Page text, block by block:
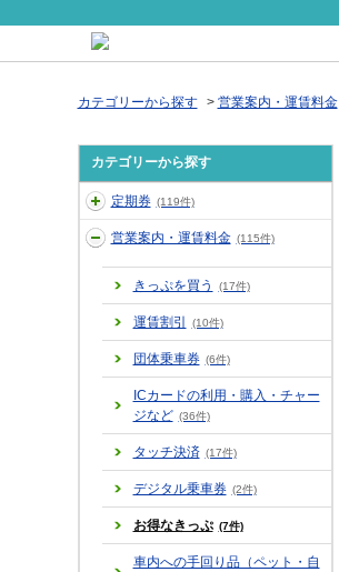
カテゴリーから探す > 営業案内・運賃料金
カテゴリーから探す
定期券 (119件)
営業案内・運賃料金 (115件)
きっぷを買う (17件)
運賃割引 (10件)
団体乗車券 (6件)
ICカードの利用・購入・チャー
ジなど (36件)
タッチ決済 (17件)
デジタル乗車券 (2件)
お得なきっぷ (7件)
車内への手回り品（ペット・自